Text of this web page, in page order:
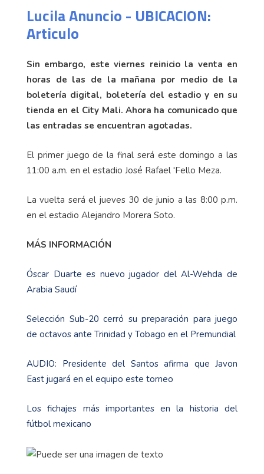
Lucila Anuncio - UBICACION:
Articulo
Sin embargo, este viernes reinicio la venta en
horas de las de la mañana por medio de la
boletería digital, boletería del estadio y en su
tienda en el City Mali. Ahora ha comunicado que
las entradas se encuentran agotadas.
El primer juego de la final será este domingo a las
11:00 a.m. en el estadio José Rafael 'Fello Meza.
La vuelta será el jueves 30 de junio a las 8:00 p.m.
en el estadio Alejandro Morera Soto.
MÁS INFORMACIÓN
Óscar Duarte es nuevo jugador del Al-Wehda de
Arabia Saudí
Selección Sub-20 cerró su preparación para juego
de octavos ante Trinidad y Tobago en el Premundial
AUDIO: Presidente del Santos afirma que Javon
East jugará en el equipo este torneo
Los fichajes más importantes en la historia del
fútbol mexicano